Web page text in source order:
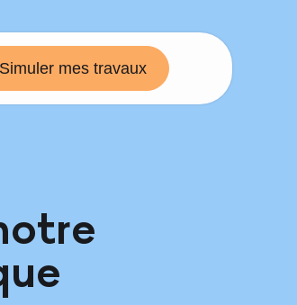
Simuler mes travaux